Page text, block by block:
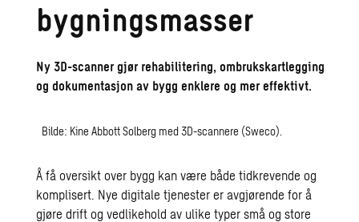
bygningsmasser
Ny 3D-scanner gjør rehabilitering, ombrukskartlegging
og dokumentasjon av bygg enklere og mer effektivt.
Bilde: Kine Abbott Solberg med 3D-scannere (Sweco).
Å få oversikt over bygg kan være både tidkrevende og
komplisert. Nye digitale tjenester er avgjørende for å
gjøre drift og vedlikehold av ulike typer små og store